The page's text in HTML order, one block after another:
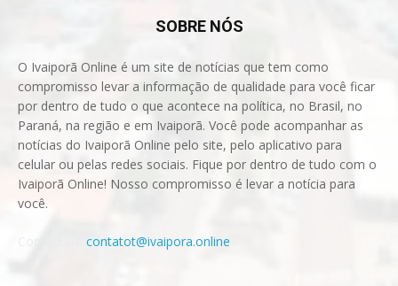
SOBRE NÓS
O Ivaiporã Online é um site de notícias que tem como
compromisso levar a informação de qualidade para você ficar
por dentro de tudo o que acontece na política, no Brasil, no
Paraná, na região e em Ivaiporã. Você pode acompanhar as
notícias do Ivaiporã Online pelo site, pelo aplicativo para
celular ou pelas redes sociais. Fique por dentro de tudo com o
Ivaiporã Online! Nosso compromisso é levar a notícia para
você.
contatot@ivaipora.online